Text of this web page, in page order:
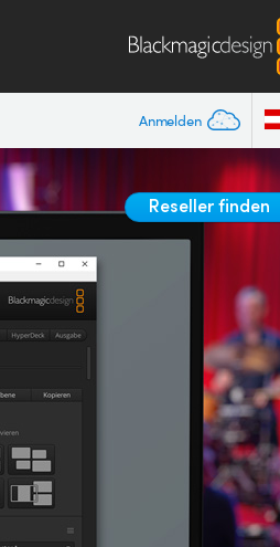
Anmelden
Reseller finden